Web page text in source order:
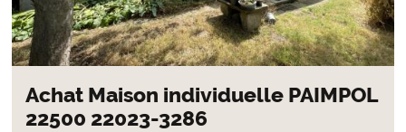
Achat Maison individuelle PAIMPOL
22500 22023-3286